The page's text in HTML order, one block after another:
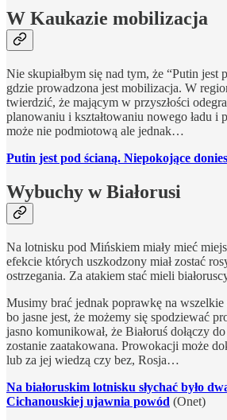
W Kaukazie mobilizacja
Nie skupiałbym się nad tym, że “Putin jest
gdzie prowadzona jest mobilizacja. W
twierdzić, że mającym w przyszłości
planowaniu i kształtowaniu nowego ładu i
może nie podmiotową ale jednak…
Putin jest pod ścianą. Niepokojące
Wybuchy w Białorusi
Na lotnisku pod Mińskiem miały mieć
efekcie których uszkodzony miał zostać
ostrzegania. Za atakiem stać mieli
Musimy brać jednak poprawkę na wszelkie
bo jasne jest, że możemy się spodziewać
jasno komunikował, że Białoruś dołączy
zostanie zaatakowana. Prowokacji może
lub za jej wiedzą czy bez, Rosja…
Na białoruskim lotnisku słychać było
Cichanouskiej ujawnia powód (Onet)